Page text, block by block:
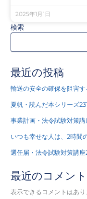
2025年1月1日
検索
最近の投稿
輸送の安全の確保を阻害
夏帆・読んだ本シリーズ
事業計画・法令試験対策
いつも幸せな人は、2時間
選任届・法令試験対策講
最近のコメント
表示できるコメントはあり